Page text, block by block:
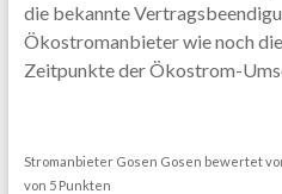
die bekannte
Ökostromanbieter wie noch
Zeitpunkte der Ökostrom-
Stromanbieter Gosen Gosen bewertet
von 5 Punkten